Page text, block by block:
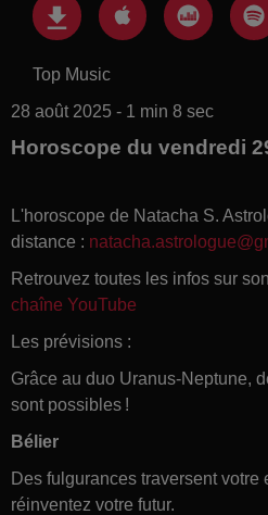
Top Music
28 août 2025 - 1 min 8 sec
Horoscope du vendredi
L'horoscope de Natacha S.
distance :
Retrouvez toutes les infos sur
chaîne YouTube
Les prévisions :
Grâce au duo Uranus-Neptune,
sont possibles !
Bélier
Des fulgurances traversent votre
réinventez votre futur.